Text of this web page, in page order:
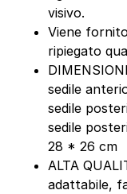
visivo.
Viene
ripiegato
sedile
sedile
sedile
28 * 26 cm
ALTA
adattabile,